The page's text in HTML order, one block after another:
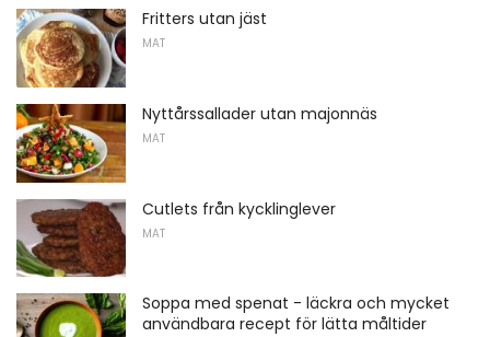
Fritters utan jäst
MAT
Nyttårssallader utan majonnäs
MAT
Cutlets från kycklinglever
MAT
Soppa med spenat - läckra och mycket
användbara recept för lätta måltider